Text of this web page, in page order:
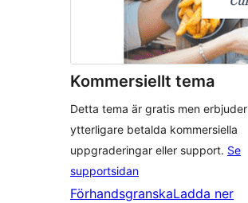
Kommersiellt tema
Detta tema är gratis men erbjuder
ytterligare betalda kommersiella
uppgraderingar eller support. Se
supportsidan
FörhandsgranskaLadda ner